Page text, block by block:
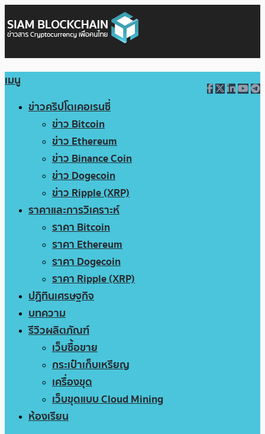
เมนู
ข่าวคริปโตเคอเรนซี่
ข่าว Bitcoin
ข่าว Ethereum
ข่าว Binance Coin
ข่าว Dogecoin
ข่าว Ripple (XRP)
ราคาและการวิเคราะห์
ราคา Bitcoin
ราคา Ethereum
ราคา Dogecoin
ราคา Ripple (XRP)
ปฏิทินเศรษฐกิจ
บทความ
รีวิวผลิตภัณฑ์
เว็บซื้อขาย
กระเป๋าเก็บเหรียญ
เครื่องขุด
เว็บขุดแบบ Cloud Mining
ห้องเรียน